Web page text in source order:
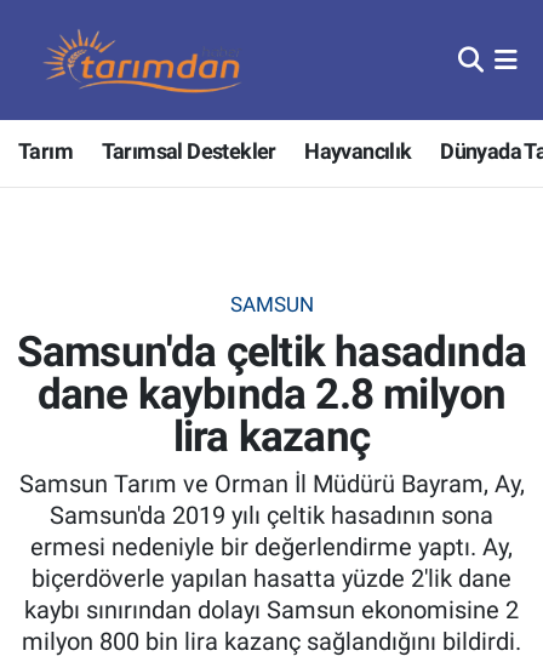
Tarım Tarımsal Destekler Hayvancılık Dünyada
SAMSUN
Samsun'da çeltik hasadında
dane kaybında 2.8 milyon
lira kazanç
Samsun Tarım ve Orman İl Müdürü Bayram, Ay,
Samsun'da 2019 yılı çeltik hasadının sona
ermesi nedeniyle bir değerlendirme yaptı. Ay,
biçerdöverle yapılan hasatta yüzde 2'lik dane
kaybı sınırından dolayı Samsun ekonomisine 2
milyon 800 bin lira kazanç sağlandığını bildirdi.
Tarım
Hayvancılık
Tarımsal Destekler
Tarım Bakanlığı
Tarım Kredi Kooperatifleri
Pankobirlik
Et fiyatları
Nöbetçi Eczaneler
Hava Durumu
Tüm Manşetler
Son Dakika Haberleri